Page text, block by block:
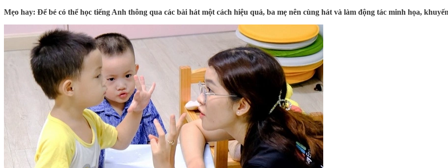
Mẹo hay: Để bé có thể học tiếng Anh thông qua các bài hát một cách hiệu quả, ba mẹ nên cùng hát và làm động tác minh họa,